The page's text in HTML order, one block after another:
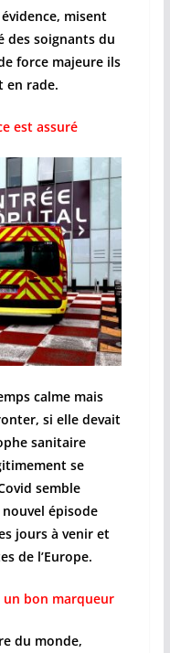
misent
des soignants du
force majeure ils
en rade.
est assuré
calme mais
si elle devait
sanitaire
se
semble
épisode
jours à venir et
de l’Europe.
un bon marqueur
du monde,